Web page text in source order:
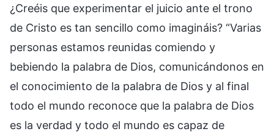
¿Creéis que experimentar el juicio ante el trono
de Cristo es tan sencillo como imagináis? “Varias
personas estamos reunidas comiendo y
bebiendo la palabra de Dios, comunicándonos en
el conocimiento de la palabra de Dios y al final
todo el mundo reconoce que la palabra de Dios
es la verdad y todo el mundo es capaz de